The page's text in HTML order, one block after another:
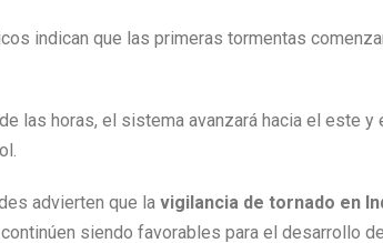
indican que las primeras tormentas
las horas, el sistema avanzará hacia el este
advierten que la vigilancia de tornado en
siendo favorables para el desarrollo